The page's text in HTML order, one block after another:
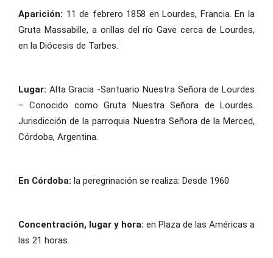
Aparición: 11 de febrero 1858 en Lourdes, Francia. En la
Gruta Massabille, a orillas del río Gave cerca de Lourdes,
en la Diócesis de Tarbes.
Lugar: Alta Gracia -Santuario Nuestra Señora de Lourdes
– Conocido como Gruta Nuestra Señora de Lourdes.
Jurisdicción de la parroquia Nuestra Señora de la Merced,
Córdoba, Argentina.
En Córdoba: la peregrinación se realiza: Desde 1960
Concentración, lugar y hora: en Plaza de las Américas a
las 21 horas.